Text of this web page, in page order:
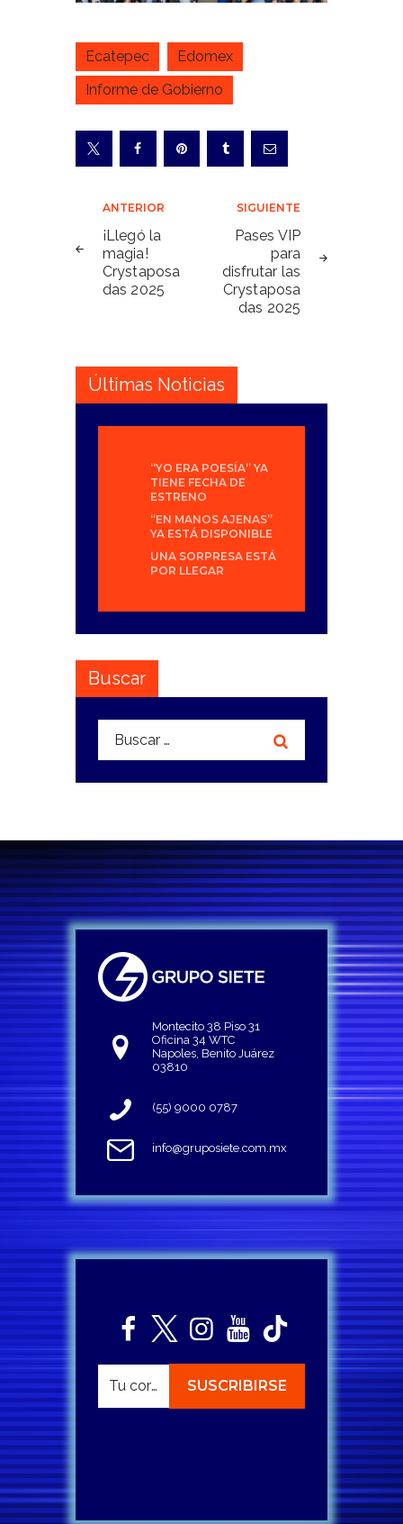
Ecatepec
Edomex
Informe de Gobierno
Navegación
de
entradas
ANTERIOR
¡Llegó la
magia!
Crystaposa
das 2025
SIGUIENTE
Pases VIP
para
disfrutar las
Crystaposa
das 2025
Últimas Noticias
“YO ERA POESÍA” YA
TIENE FECHA DE
ESTRENO
“EN MANOS AJENAS”
YA ESTÁ DISPONIBLE
UNA SORPRESA ESTÁ
POR LLEGAR
Buscar
Buscar:
Montecito 38 Piso 31
Oficina 34 WTC
Napoles, Benito Juárez
03810
(55) 9000 0787
info@gruposiete.com.mx